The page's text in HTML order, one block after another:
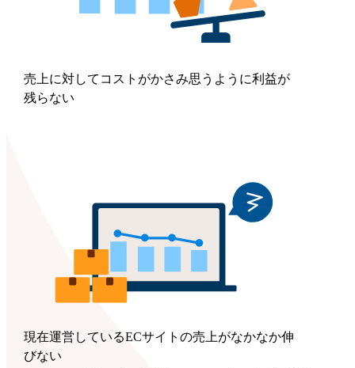
売上に対してコストがかさみ思うように利益が
残らない
現在運営しているECサイトの売上がなかなか伸
びない